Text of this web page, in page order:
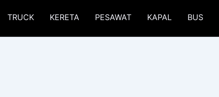
TRUCK KERETA PESAWAT KAPAL BUS